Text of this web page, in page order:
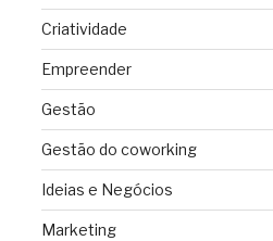
Criatividade
Empreender
Gestão
Gestão do coworking
Ideias e Negócios
Marketing